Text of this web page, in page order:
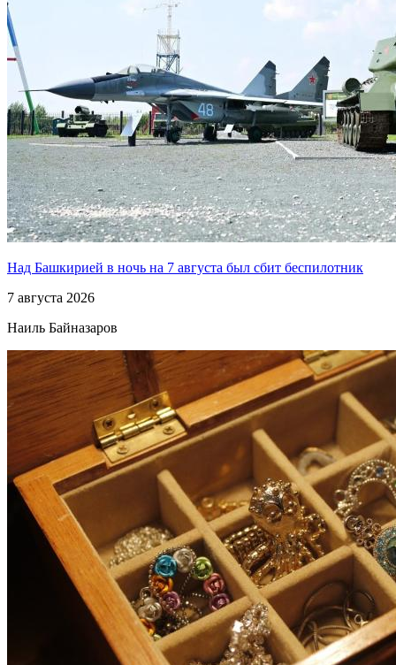
Над Башкирией в ночь на 7 августа был сбит беспилотник
7 августа 2026
Наиль Байназаров